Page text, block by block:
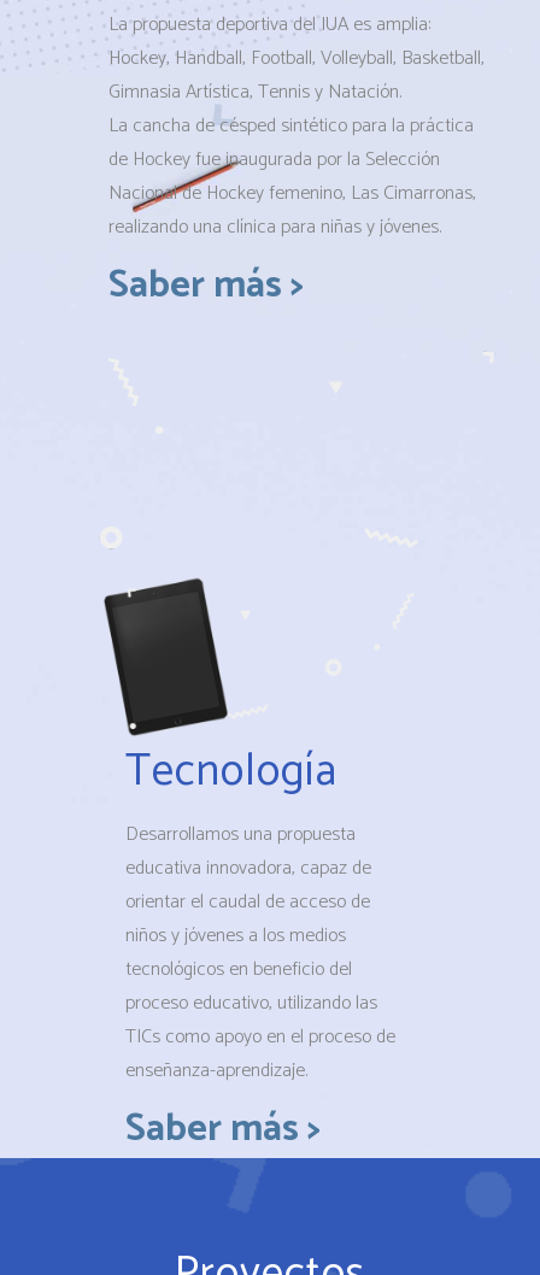
La propuesta deportiva del IUA es amplia:
Hockey, Handball, Football, Volleyball, Basketball,
Gimnasia Artística, Tennis y Natación.
La cancha de césped sintético para la práctica
de Hockey fue inaugurada por la Selección
Nacional de Hockey femenino, Las Cimarronas,
realizando una clínica para niñas y jóvenes.
Saber más >
Tecnología
Desarrollamos una propuesta
educativa innovadora, capaz de
orientar el caudal de acceso de
niños y jóvenes a los medios
tecnológicos en beneficio del
proceso educativo, utilizando las
TICs como apoyo en el proceso de
enseñanza-aprendizaje.
Saber más >